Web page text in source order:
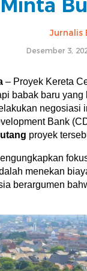
Jurnalis
Desember 3,
– Proyek Kereta
babak baru yang
negosiasi
Bank
proyek
menekan
berargumen